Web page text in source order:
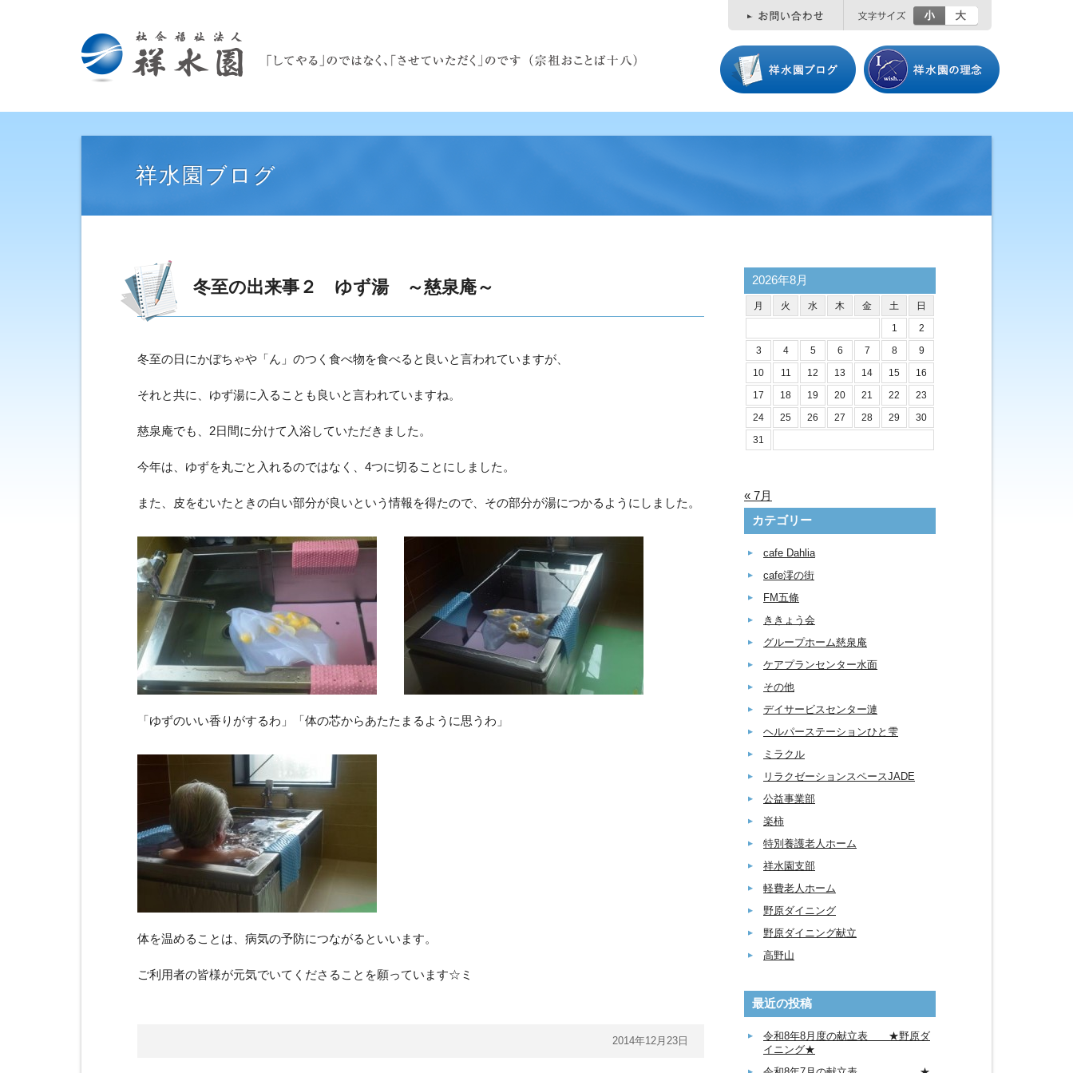
小
祥水園ブログ
冬至の出来事２ ゆず湯 ～慈泉庵～
冬至の日にかぼちゃや「ん」のつく食べ物を食べると良いと言われていますが、
それと共に、ゆず湯に入ることも良いと言われていますね。
慈泉庵でも、2日間に分けて入浴していただきました。
今年は、ゆずを丸ごと入れるのではなく、4つに切ることにしました。
また、皮をむいたときの白い部分が良いという情報を得たので、その部分が湯につかるようにしました。
「ゆずのいい香りがするわ」「体の芯からあたたまるように思うわ」
体を温めることは、病気の予防につながるといいます。
ご利用者の皆様が元気でいてくださることを願っています☆ミ
2014年12月23日
2026年8月
月 火 水 木 金 土
日
1
2
3
4 5 6 7 8
9
10
11 12 13 14 15
16
17
18 19 20 21 22
23
24
25 26 27 28 29
30
31
« 7月
カテゴリー
cafe Dahlia
cafe澪の街
FM五條
ききょう会
グループホーム慈泉庵
ケアプランセンター水面
その他
デイサービスセンター漣
ヘルパーステーションひと雫
ミラクル
リラクゼーションスペースJADE
公益事業部
楽柿
特別養護老人ホーム
祥水園支部
軽費老人ホーム
野原ダイニング
野原ダイニング献立
高野山
最近の投稿
令和8年8月度の献立表 ★野原ダ
イニング★